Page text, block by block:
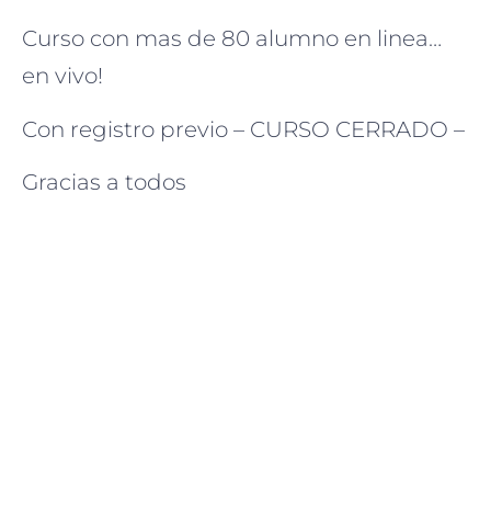
Curso con mas de 80 alumno en linea…
en vivo!
Con registro previo – CURSO CERRADO –
Gracias a todos